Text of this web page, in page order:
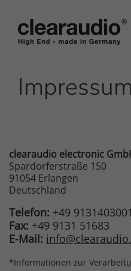
Impressum
clearaudio electronic
Spardorferstraße 150
91054 Erlangen
Deutschland
Telefon: +49
Fax: +49 9131 51683
E-Mail:
*Informationen zur